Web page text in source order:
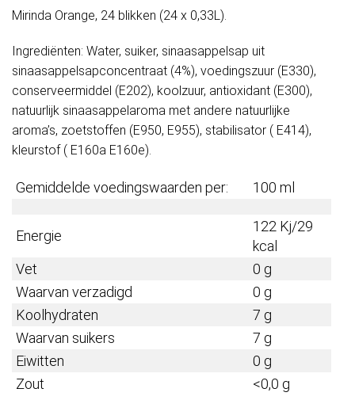
Mirinda Orange, 24 blikken (24 x 0,33L).
Ingrediënten: Water, suiker, sinaasappelsap uit
sinaasappelsapconcentraat (4%), voedingszuur (E330),
conserveermiddel (E202), koolzuur, antioxidant (E300),
natuurlijk sinaasappelaroma met andere natuurlijke
aroma’s, zoetstoffen (E950, E955), stabilisator ( E414),
kleurstof ( E160a E160e).
Gemiddelde voedingswaarden per: 100 ml
Energie
122 Kj/29
kcal
Vet
0 g
Waarvan verzadigd
0 g
Koolhydraten
7 g
Waarvan suikers
7 g
Eiwitten
0 g
Zout
<0,0 g